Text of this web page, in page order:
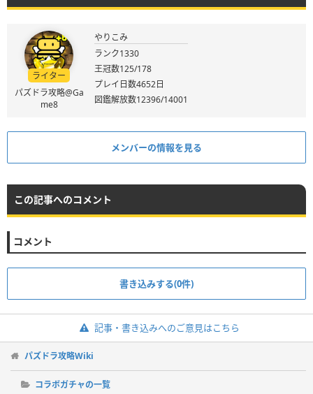
ライター
パズドラ攻略@Ga
me8
やりこみ
ランク1330
王冠数125/178
プレイ日数4652日
図鑑解放数12396/14001
メンバーの情報を見る
この記事へのコメント
コメント
書き込みする(0件)
記事・書き込みへのご意見はこちら
パズドラ攻略Wiki
コラボガチャの一覧